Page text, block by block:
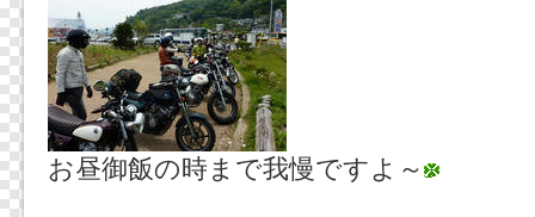
お昼御飯の時まで我慢ですよ～